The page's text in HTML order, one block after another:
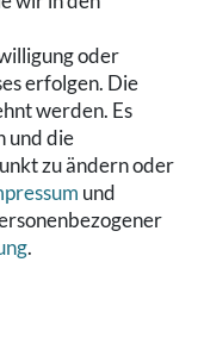
oder
erfolgen. Die
werden. Es
und die
zu ändern oder
und
.